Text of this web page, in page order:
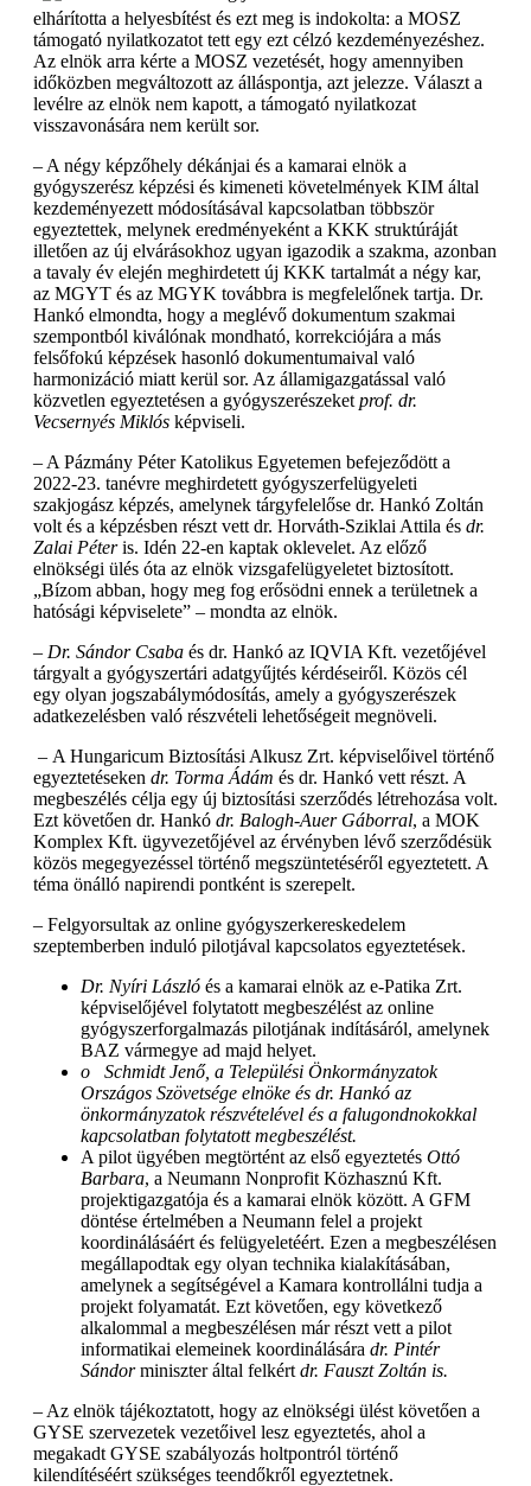
elhárította a helyesbítést és ezt meg is indokolta: a MOSZ
támogató nyilatkozatot tett egy ezt célzó kezdeményezéshez.
Az elnök arra kérte a MOSZ vezetését, hogy amennyiben
időközben megváltozott az álláspontja, azt jelezze. Választ a
levélre az elnök nem kapott, a támogató nyilatkozat
visszavonására nem került sor.
– A négy képzőhely dékánjai és a kamarai elnök a
gyógyszerész képzési és kimeneti követelmények KIM által
kezdeményezett módosításával kapcsolatban többször
egyeztettek, melynek eredményeként a KKK struktúráját
illetően az új elvárásokhoz ugyan igazodik a szakma, azonban
a tavaly év elején meghirdetett új KKK tartalmát a négy kar,
az MGYT és az MGYK továbbra is megfelelőnek tartja. Dr.
Hankó elmondta, hogy a meglévő dokumentum szakmai
szempontból kiválónak mondható, korrekciójára a más
felsőfokú képzések hasonló dokumentumaival való
harmonizáció miatt kerül sor. Az államigazgatással való
közvetlen egyeztetésen a gyógyszerészeket prof. dr.
Vecsernyés Miklós képviseli.
– A Pázmány Péter Katolikus Egyetemen befejeződött a
2022-23. tanévre meghirdetett gyógyszerfelügyeleti
szakjogász képzés, amelynek tárgyfelelőse dr. Hankó Zoltán
volt és a képzésben részt vett dr. Horváth-Sziklai Attila és dr.
Zalai Péteris. Idén 22-en kaptak oklevelet. Az előző
elnökségi ülés óta az elnök vizsgafelügyeletet biztosított.
„Bízom abban, hogy meg fog erősödni ennek a területnek a
hatósági képviselete” – mondta az elnök.
– Dr. Sándor Csaba és dr. Hankó az IQVIA Kft. vezetőjével
tárgyalt a gyógyszertári adatgyűjtés kérdéseiről. Közös cél
egy olyan jogszabálymódosítás, amely a gyógyszerészek
adatkezelésben való részvételi lehetőségeit megnöveli.
– A Hungaricum Biztosítási Alkusz Zrt. képviselőivel történő
egyeztetéseken dr. Torma Ádám és dr. Hankó vett részt. A
megbeszélés célja egy új biztosítási szerződés létrehozása volt.
Ezt követően dr. Hankó dr. Balogh-Auer Gáborral, a MOK
Komplex Kft. ügyvezetőjével az érvényben lévő szerződésük
közös megegyezéssel történő megszüntetéséről egyeztetett. A
téma önálló napirendi pontként is szerepelt.
– Felgyorsultak az online gyógyszerkereskedelem
szeptemberben induló pilotjával kapcsolatos egyeztetések.
Dr. Nyíri László és a kamarai elnök az e-Patika Zrt.
képviselőjével folytatott megbeszélést az online
gyógyszerforgalmazás pilotjának indításáról, amelynek
BAZ vármegye ad majd helyet.
o Schmidt Jenő, a Települési Önkormányzatok
Országos Szövetsége elnöke és dr. Hankó az
önkormányzatok részvételével és a falugondnokokkal
kapcsolatban folytatott megbeszélést.
A pilot ügyében megtörtént az első egyeztetés Ottó
Barbara, a Neumann Nonprofit Közhasznú Kft.
projektigazgatója és a kamarai elnök között. A GFM
döntése értelmében a Neumann felel a projekt
koordinálásáért és felügyeletéért. Ezen a megbeszélésen
megállapodtak egy olyan technika kialakításában,
amelynek a segítségével a Kamara kontrollálni tudja a
projekt folyamatát. Ezt követően, egy következő
alkalommal a megbeszélésen már részt vett a pilot
informatikai elemeinek koordinálására dr. Pintér
Sándorminiszter által felkért dr. Fauszt Zoltán is.
– Az elnök tájékoztatott, hogy az elnökségi ülést követően a
GYSE szervezetek vezetőivel lesz egyeztetés, ahol a
megakadt GYSE szabályozás holtpontról történő
kilendítéséért szükséges teendőkről egyeztetnek.